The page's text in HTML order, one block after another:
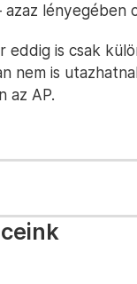
lényegében
eddig is csak
nem is
az AP.